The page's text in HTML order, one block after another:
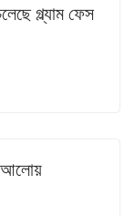
গ্ল্যাম ফেস
আলোয়